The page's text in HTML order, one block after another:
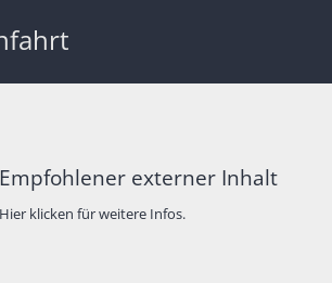
Empfohlener externer Inhalt
Hier klicken für weitere Infos.